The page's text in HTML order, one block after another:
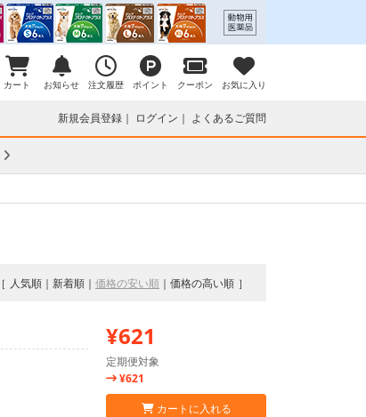
カート お知らせ 注文履歴 ポイント クーポン お気に入り
新規会員登録 ログイン よくあるご質問
人気順 新着順 価格の安い順 価格の高い順
¥621
定期便対象
¥621
カートに入れる